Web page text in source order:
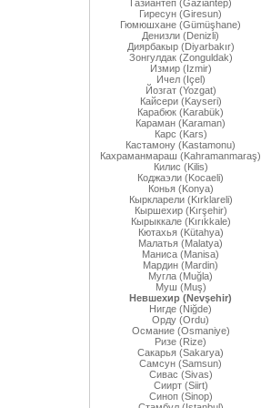
Газиантеп (Gaziantep)
Гиресун (Giresun)
Гюмюшхане (Gümüşhane)
Денизли (Denizli)
Диярбакыр (Diyarbakır)
Зонгулдак (Zonguldak)
Измир (Izmir)
Ичел (Içel)
Йозгат (Yozgat)
Кайсери (Kayseri)
Карабюк (Karabük)
Караман (Karaman)
Карс (Kars)
Кастамону (Kastamonu)
Кахраманмараш (Kahramanmaraş)
Килис (Kilis)
Коджаэли (Kocaeli)
Конья (Konya)
Кыркларели (Kırklareli)
Кыршехир (Kırşehir)
Кырыккале (Kırıkkale)
Кютахья (Kütahya)
Малатья (Malatya)
Маниса (Manisa)
Мардин (Mardin)
Мугла (Muğla)
Муш (Muş)
Невшехир (Nevşehir)
Нигде (Niğde)
Орду (Ordu)
Османие (Osmaniye)
Ризе (Rize)
Сакарья (Sakarya)
Самсун (Samsun)
Сивас (Sivas)
Сиирт (Siirt)
Синоп (Sinop)